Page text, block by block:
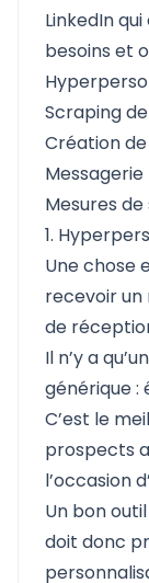
LinkedIn
besoins et
Scraping
Création
Messagerie
Mesures
1.
Une chose
recevoir un
de
Il n’y a
générique :
C’est le
prospects
l’occasion
Un bon
doit donc